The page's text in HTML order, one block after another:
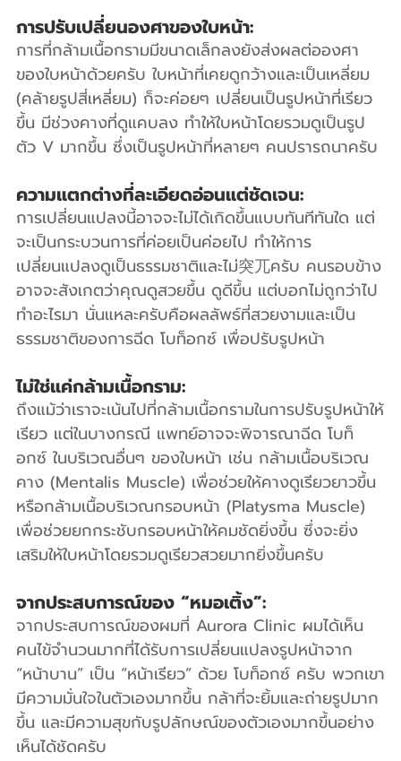
การปรับเปลี่ยนองศาของใบหน้า:
การที่กล้ามเนื้อกรามมีขนาดเล็กลงยังส่งผลต่อองศา
ของใบหน้าด้วยครับ ใบหน้าที่เคยดูกว้างและเป็นเหลี่ยม
(คล้ายรูปสี่เหลี่ยม) ก็จะค่อยๆ เปลี่ยนเป็นรูปหน้าที่เรียว
ขึ้น มีช่วงคางที่ดูแคบลง ทำให้ใบหน้าโดยรวมดูเป็นรูป
ตัว V มากขึ้น ซึ่งเป็นรูปหน้าที่หลายๆ คนปรารถนาครับ
ความแตกต่างที่ละเอียดอ่อนแต่ชัดเจน:
การเปลี่ยนแปลงนี้อาจจะไม่ได้เกิดขึ้นแบบทันทีทันใด แต่
จะเป็นกระบวนการที่ค่อยเป็นค่อยไป ทำให้การ
เปลี่ยนแปลงดูเป็นธรรมชาติและไม่突兀ครับ คนรอบข้าง
อาจจะสังเกตว่าคุณดูสวยขึ้น ดูดีขึ้น แต่บอกไม่ถูกว่าไป
ทำอะไรมา นั่นแหละครับคือผลลัพธ์ที่สวยงามและเป็น
ธรรมชาติของการฉีด โบท็อกซ์ เพื่อปรับรูปหน้า
ไม่ใช่แค่กล้ามเนื้อกราม:
ถึงแม้ว่าเราจะเน้นไปที่กล้ามเนื้อกรามในการปรับรูปหน้าให้
เรียว แต่ในบางกรณี แพทย์อาจจะพิจารณาฉีด โบท็
อกซ์ ในบริเวณอื่นๆ ของใบหน้า เช่น กล้ามเนื้อบริเวณ
คาง (Mentalis Muscle) เพื่อช่วยให้คางดูเรียวยาวขึ้น
หรือกล้ามเนื้อบริเวณกรอบหน้า (Platysma Muscle)
เพื่อช่วยยกกระชับกรอบหน้าให้คมชัดยิ่งขึ้น ซึ่งจะยิ่ง
เสริมให้ใบหน้าโดยรวมดูเรียวสวยมากยิ่งขึ้นครับ
จากประสบการณ์ของ “หมอเติ้ง”:
จากประสบการณ์ของผมที่ Aurora Clinic ผมได้เห็น
คนไข้จำนวนมากที่ได้รับการเปลี่ยนแปลงรูปหน้าจาก
“หน้าบาน” เป็น “หน้าเรียว” ด้วย โบท็อกซ์ ครับ พวกเขา
มีความมั่นใจในตัวเองมากขึ้น กล้าที่จะยิ้มและถ่ายรูปมาก
ขึ้น และมีความสุขกับรูปลักษณ์ของตัวเองมากขึ้นอย่าง
เห็นได้ชัดครับ